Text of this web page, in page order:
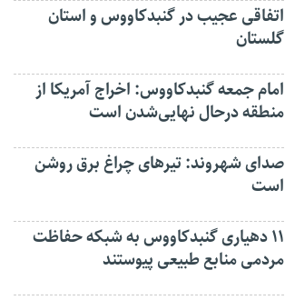
اتفاقی عجیب در‌ گنبدکاووس و استان
گلستان
امام جمعه گنبدکاووس: اخراج آمریکا از
منطقه درحال نهایی‌شدن است
صدای شهروند: تیرهای چراغ برق روشن
است
۱۱ دهیاری گنبدکاووس به شبکه حفاظت
مردمی منابع طبیعی پیوستند